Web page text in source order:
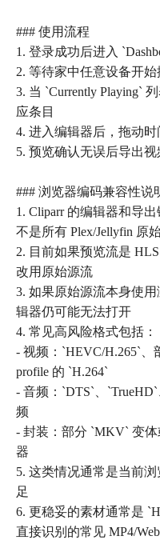
### 使用流程
1. 登录成功后进入
2. 等待家中任意设备开
3. 当 `Currently Playing`
应条目
4. 进入编辑器后，拖动
5. 预览确认无误后导出
### 浏览器编码兼容性说
1. Cliparr 的编辑器和导
不是所有 Plex/Jellyfin 原
2. 目前如果预览流是
改用原始源流
3. 如果原始源流本身使
辑器仍可能无法打开
4. 常见高风险格式包括：
- 视频：`HEVC/H.265`、
profile 的 `H.264`
- 音频：`DTS`、
频
- 封装：部分 `MKV` 变
器
5. 这类情况通常是当前
足
6. 更稳妥的素材通常是
直接识别的常见 MP4/